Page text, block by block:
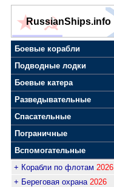
RussianShips.info
Боевые корабли
Подводные лодки
Боевые катера
Разведывательные
Спасательные
Пограничные
Вспомогательные
+ Корабли по флотам 2026
+ Береговая охрана 2026